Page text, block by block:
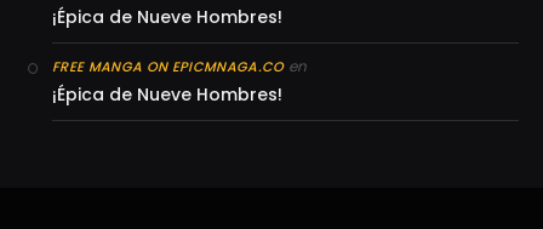
¡Épica de Nueve Hombres!
FREE MANGA ON EPICMNAGA.COen
¡Épica de Nueve Hombres!